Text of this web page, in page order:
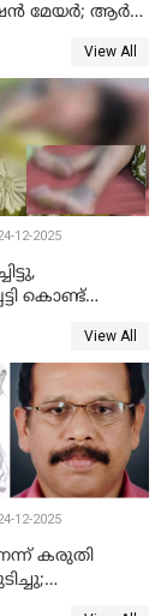
മേയർ; ആര്‍
View All
12-2025
കൊണ്ട്
യുവതിക്ക് ക്രൂര
View All
12-2025
കരുതി